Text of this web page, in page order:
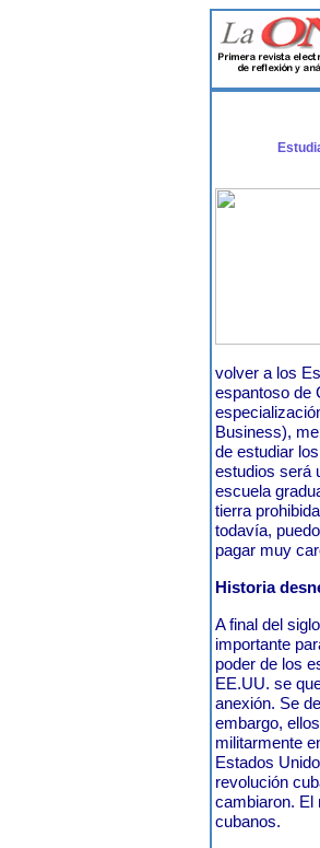
volver a los
espantoso de
Business),
de estudiar
estudios será
escuela
tierra
todavía,
pagar muy
Historia
A final del
importante
poder de los
EE.UU. se
anexión. Se
embargo,
militarmente
Estados
revolución
cambiaron. El
cubanos.